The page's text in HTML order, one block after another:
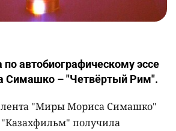
по автобиографическому эссе
Симашко – "Четвёртый Рим".
лента "Миры Мориса Симашко"
получила